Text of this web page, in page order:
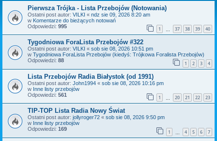
Pierwsza Trójka - Lista Przebojów (Notowania)
Ostatni post autor: VILKI « ndz sie 09, 2026 8:20 am
w Komentarze do bieżących notowań
Odpowiedzi: 995 1 37 38 39 40
Tygodniowa ForaLista Przebojów #322
Ostatni post autor: VILKI « sob sie 08, 2026 10:51 pm
w Tygodniowa ForaLista Przebojów (kiedyś: Trójkowa Foralista Przebojów)
Odpowiedzi: 88 1 2 3 4
Lista Przebojów Radia Białystok (od 1991)
Ostatni post autor: John1994 « sob sie 08, 2026 10:16 pm
w Inne listy przebojów
Odpowiedzi: 561 1 20 21 22 23
TIP-TOP Lista Radia Nowy Świat
Ostatni post autor: jollyroger72 « sob sie 08, 2026 9:50 pm
w Inne listy przebojów
Odpowiedzi: 169 1 4 5 6 7